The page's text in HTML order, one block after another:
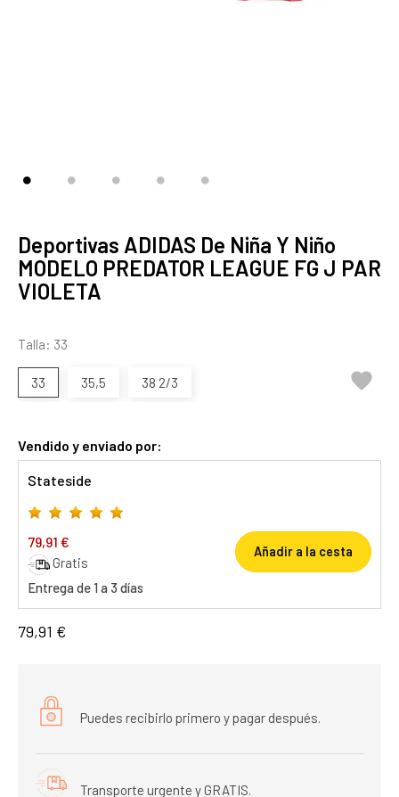
Deportivas ADIDAS De Niña Y Niño
MODELO PREDATOR LEAGUE FG J PAR
VIOLETA
Talla: 33
33 35,5 38 2/3 
Vendido y enviado por:
Stateside
79,91 €
Gratis
Entrega de 1 a 3 días
Añadir a la cesta
79,91 €
Puedes recibirlo primero y pagar después.
Transporte urgente y GRATIS.